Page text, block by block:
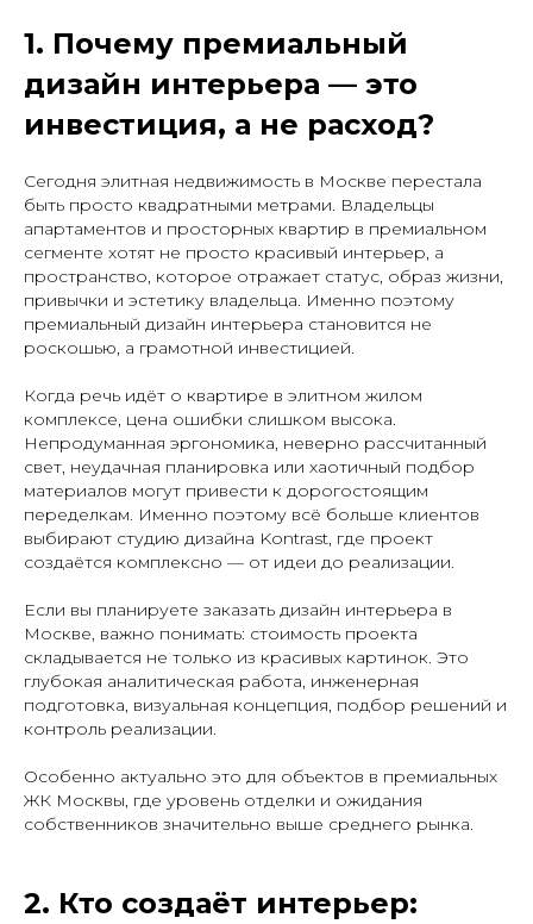
1. Почему премиальный
дизайн интерьера — это
инвестиция, а не расход?
Сегодня элитная недвижимость в Москве перестала
быть просто квадратными метрами. Владельцы
апартаментов и просторных квартир в премиальном
сегменте хотят не просто красивый интерьер, а
пространство, которое отражает статус, образ жизни,
привычки и эстетику владельца. Именно поэтому
премиальный дизайн интерьера становится не
роскошью, а грамотной инвестицией.
Когда речь идёт о квартире в элитном жилом
комплексе, цена ошибки слишком высока.
Непродуманная эргономика, неверно рассчитанный
свет, неудачная планировка или хаотичный подбор
материалов могут привести к дорогостоящим
переделкам. Именно поэтому всё больше клиентов
выбирают студию дизайна Kontrast, где проект
создаётся комплексно — от идеи до реализации.
Если вы планируете заказать дизайн интерьера в
Москве, важно понимать: стоимость проекта
складывается не только из красивых картинок. Это
глубокая аналитическая работа, инженерная
подготовка, визуальная концепция, подбор решений и
контроль реализации.
Особенно актуально это для объектов в премиальных
ЖК Москвы, где уровень отделки и ожидания
собственников значительно выше среднего рынка.
2. Кто создаёт интерьер: